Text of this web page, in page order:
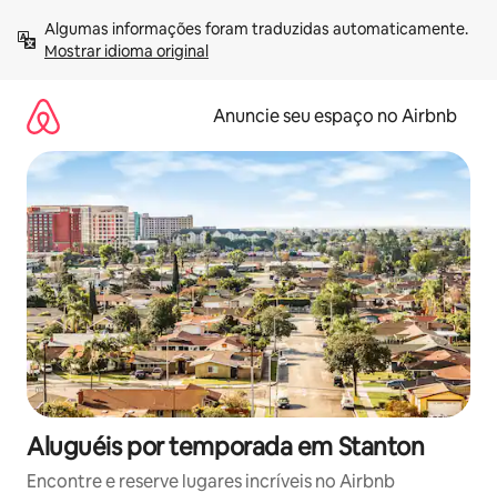
para
Mostrar idioma original
Anuncie seu espaço no Airbnb
Aluguéis por temporada em Stanton
Encontre e reserve lugares incríveis no Airbnb